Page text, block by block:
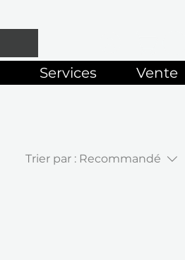
Services Vente
Trier par : Recommandé